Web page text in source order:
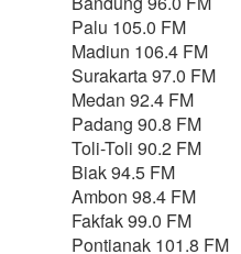
Palu 105.0 FM
Madiun 106.4 FM
Surakarta 97.0 FM
Medan 92.4 FM
Padang 90.8 FM
Toli-Toli 90.2 FM
Biak 94.5 FM
Ambon 98.4 FM
Fakfak 99.0 FM
Pontianak 101.8 FM